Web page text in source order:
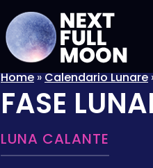
Home»Calendario Lunare
FASE
LUNA CALANTE